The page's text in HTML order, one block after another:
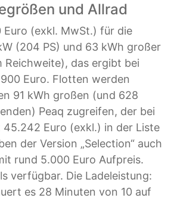
und Allrad
Euro (exkl. MwSt.) für die
(204 PS) und 63 kWh großer
das ergibt bei
Euro. Flotten werden
91 kWh großen (und 628
Peaq zugreifen, der bei
45.242 Euro (exkl.) in der Liste
der Version „Selection“ auch
rund 5.000 Euro Aufpreis.
verfügbar. Die Ladeleistung:
es 28 Minuten von 10 auf